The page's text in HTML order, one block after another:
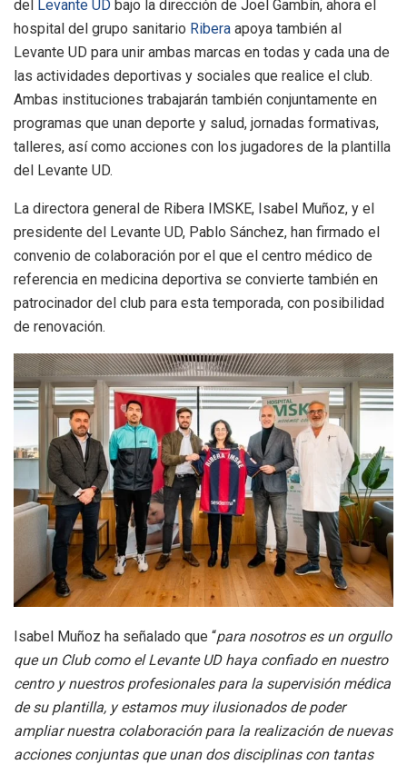
del Levante UD bajo la dirección de Joel Gambín, ahora el
hospital del grupo sanitario Ribera apoya también al
Levante UD para unir ambas marcas en todas y cada una de
las actividades deportivas y sociales que realice el club.
Ambas instituciones trabajarán también conjuntamente en
programas que unan deporte y salud, jornadas formativas,
talleres, así como acciones con los jugadores de la plantilla
del Levante UD.
La directora general de Ribera IMSKE, Isabel Muñoz, y el
presidente del Levante UD, Pablo Sánchez, han firmado el
convenio de colaboración por el que el centro médico de
referencia en medicina deportiva se convierte también en
patrocinador del club para esta temporada, con posibilidad
de renovación.
Isabel Muñoz ha señalado que “para nosotros es un orgullo
que un Club como el Levante UD haya confiado en nuestro
centro y nuestros profesionales para la supervisión médica
de su plantilla, y estamos muy ilusionados de poder
ampliar nuestra colaboración para la realización de nuevas
acciones conjuntas que unan dos disciplinas con tantas